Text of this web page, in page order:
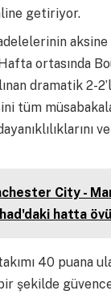
getiriyor.
ortasında
dramatik 2-
tüm
City -
hatta
40 puana
şekilde güvence